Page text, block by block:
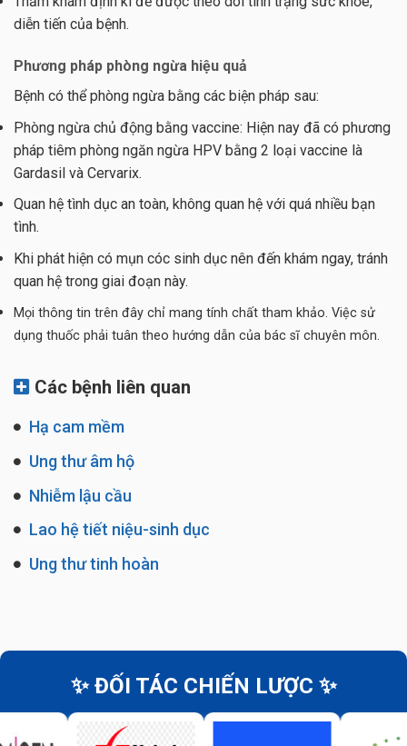
diễn tiến của bệnh.
Phương pháp phòng ngừa hiệu quả
Bệnh có thể phòng ngừa bằng các biện pháp sau:
Phòng ngừa chủ động bằng vaccine: Hiện nay đã có phương
pháp tiêm phòng ngăn ngừa HPV bằng 2 loại vaccine là
Gardasil và Cervarix.
Quan hệ tình dục an toàn, không quan hệ với quá nhiều bạn
tình.
Khi phát hiện có mụn cóc sinh dục nên đến khám ngay, tránh
quan hệ trong giai đoạn này.
Mọi thông tin trên đây chỉ mang tính chất tham khảo. Việc sử
dụng thuốc phải tuân theo hướng dẫn của bác sĩ chuyên môn.
Các bệnh liên quan
Hạ cam mềm
Ung thư âm hộ
Nhiễm lậu cầu
Lao hệ tiết niệu-sinh dục
Ung thư tinh hoàn
✨ ĐỐI TÁC CHIẾN LƯỢC ✨